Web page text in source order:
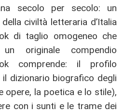
secolo per secolo: un
civiltà letteraria d’Italia
di taglio omogeneo che
originale compendio
comprende: il profilo
dizionario biografico degli
opere, la poetica e lo stile),
con i sunti e le trame dei